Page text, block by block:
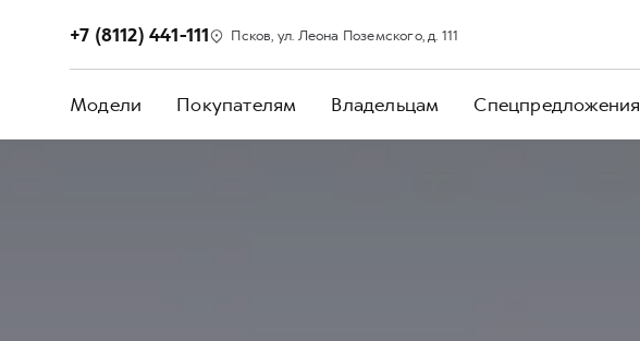
+7 (8112) 441-111 Псков, ул. Леона Поземского, д. 111
Модели Покупателям Владельцам Спецпредложения